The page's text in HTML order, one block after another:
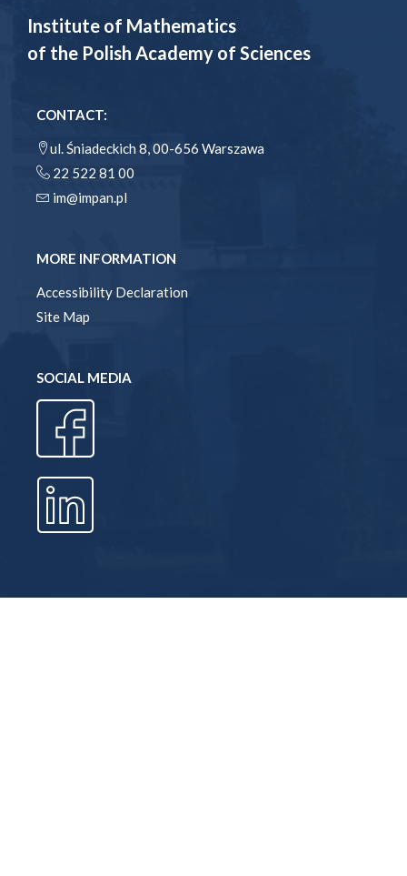
Institute of Mathematics
of the Polish Academy of Sciences
CONTACT:
ul. Śniadeckich 8, 00-656 Warszawa
22 522 81 00
im@impan.pl
MORE INFORMATION
Accessibility Declaration
Site Map
SOCIAL MEDIA